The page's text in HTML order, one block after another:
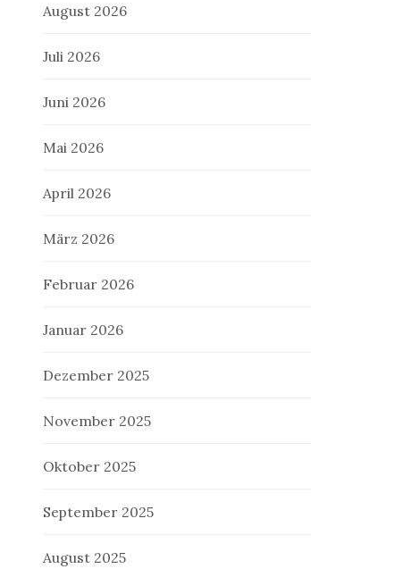
August 2026
Juli 2026
Juni 2026
Mai 2026
April 2026
März 2026
Februar 2026
Januar 2026
Dezember 2025
November 2025
Oktober 2025
September 2025
August 2025